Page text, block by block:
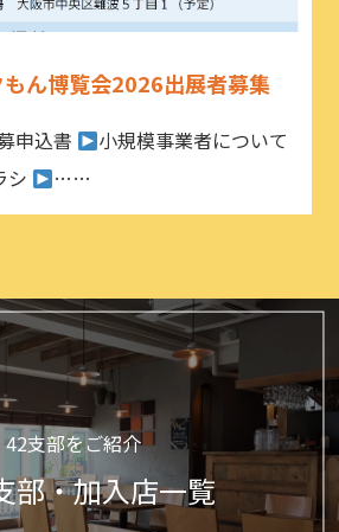
ん博覧会2026出展者募集
申込書
小規模事業者について
シ
……
42支部をご紹介
部・加入店一覧